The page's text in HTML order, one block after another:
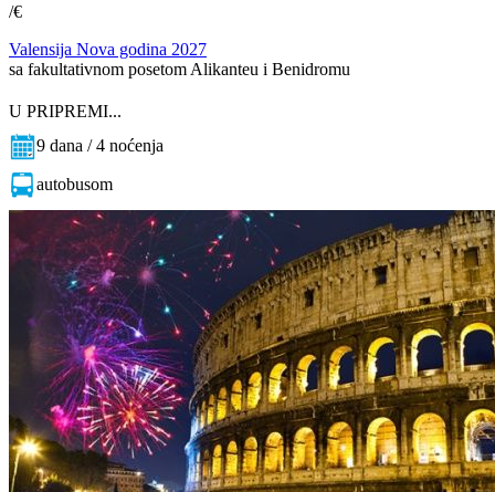
/€
Valensija Nova godina 2027
sa fakultativnom posetom Alikanteu i Benidromu
U PRIPREMI...
9 dana / 4 noćenja
autobusom